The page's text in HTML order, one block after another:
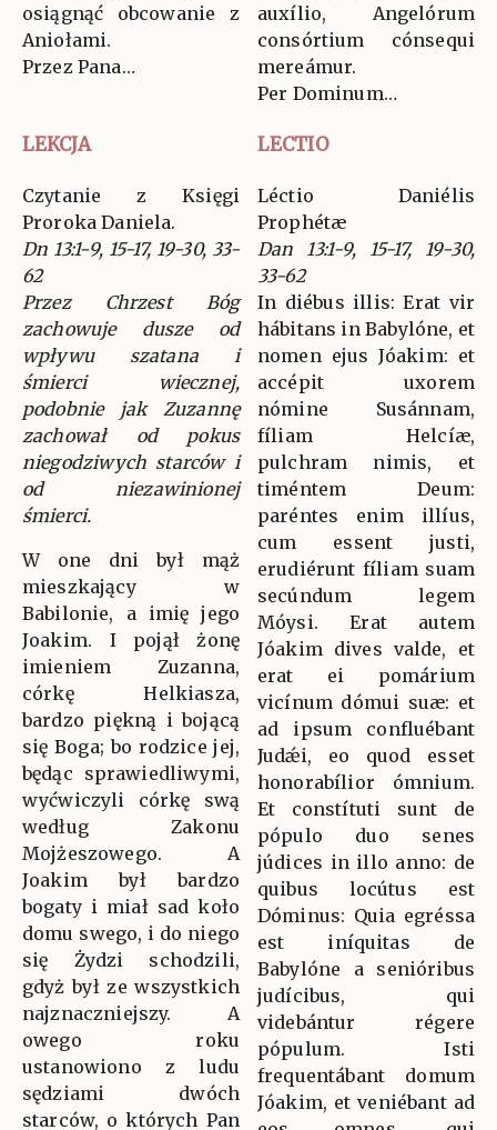
osiągnąć obcowanie z
Aniołami.
Przez Pana…
auxílio, Angelórum
consórtium cónsequi
mereámur.
Per Dominum…
LEKCJA LECTIO
Czytanie z Księgi
Proroka Daniela.
Dn 13:1-9, 15-17, 19-30, 33-
62
Przez Chrzest Bóg
zachowuje dusze od
wpływu szatana i
śmierci wiecznej,
podobnie jak Zuzannę
zachował od pokus
niegodziwych starców i
od niezawinionej
śmierci.
W one dni był mąż
mieszkający w
Babilonie, a imię jego
Joakim. I pojął żonę
imieniem Zuzanna,
córkę Helkiasza,
bardzo piękną i bojącą
się Boga; bo rodzice jej,
będąc sprawiedliwymi,
wyćwiczyli córkę swą
według Zakonu
Mojżeszowego. A
Joakim był bardzo
bogaty i miał sad koło
domu swego, i do niego
się Żydzi schodzili,
gdyż był ze wszystkich
najznaczniejszy. A
owego roku
ustanowiono z ludu
sędziami dwóch
starców, o których Pan
Léctio Daniélis
Prophétæ
Dan 13:1-9, 15-17, 19-30,
33-62
In diébus illis: Erat vir
hábitans in Babylóne, et
nomen ejus Jóakim: et
accépit uxorem
nómine Susánnam,
fíliam Helcíæ,
pulchram nimis, et
timéntem Deum:
paréntes enim illíus,
cum essent justi,
erudiérunt fíliam suam
secúndum legem
Móysi. Erat autem
Jóakim dives valde, et
erat ei pomárium
vicínum dómui suæ: et
ad ipsum confluébant
Judǽi, eo quod esset
honorabílior ómnium.
Et constítuti sunt de
pópulo duo senes
júdices in illo anno: de
quibus locútus est
Dóminus: Quia egréssa
est iníquitas de
Babylóne a senióribus
judícibus, qui
videbántur régere
pópulum. Isti
frequentábant domum
Jóakim, et veniébant ad